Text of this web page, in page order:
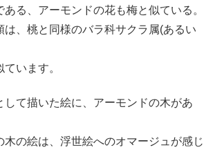
る、アーモンドの花も梅と似ている。
は、桃と同様のバラ科サクラ属(あるい
います。
して描いた絵に、アーモンドの木があ
木の絵は、浮世絵へのオマージュが感じ